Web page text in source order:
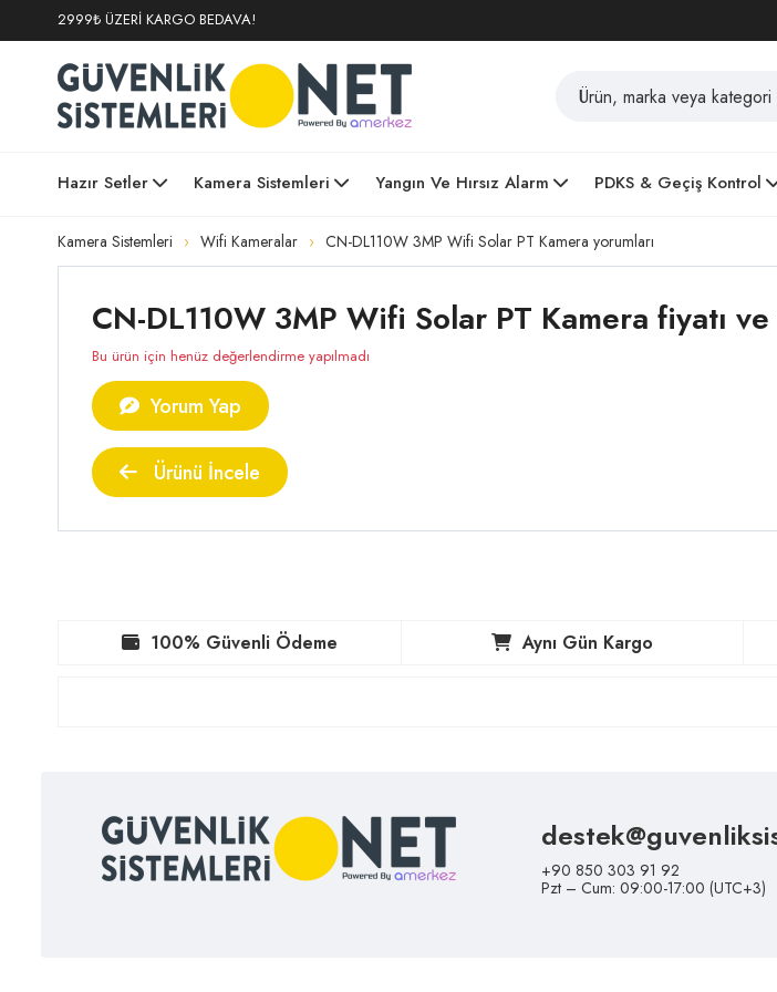
2999₺ ÜZERİ KARGO BEDAVA!
Hazır Setler Kamera Sistemleri Yangın Ve Hırsız Alarm PDKS & Geçiş Kontrol
Kamera Sistemleri Wifi Kameralar CN-DL110W 3MP Wifi Solar PT Kamera yorumları
CN-DL110W 3MP Wifi Solar PT Kamera fiyatı ve
Bu ürün için henüz değerlendirme yapılmadı
Yorum Yap
Ürünü İncele
100% Güvenli Ödeme Aynı Gün Kargo
+90 850 303 91 92
Pzt – Cum: 09:00-17:00 (UTC+3)